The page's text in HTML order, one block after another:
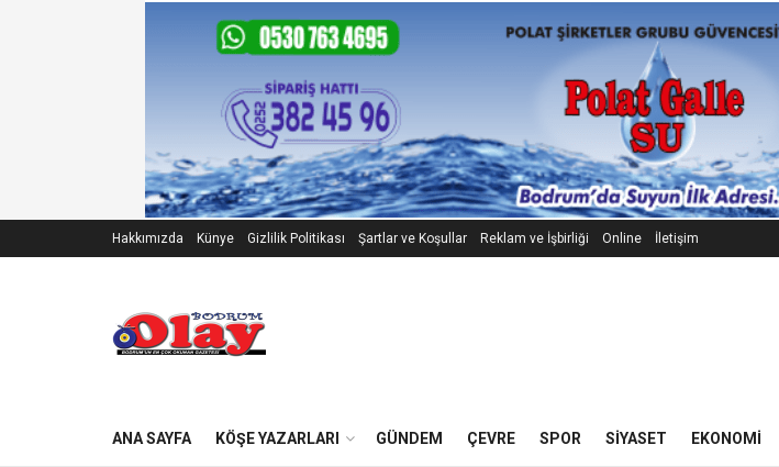
Hakkımızda Künye Gizlilik Politikası Şartlar ve Koşullar Reklam ve İşbirliği Online İletişim
ANA SAYFA KÖŞE YAZARLARI GÜNDEM ÇEVRE SPOR SIYASET EKONOMI